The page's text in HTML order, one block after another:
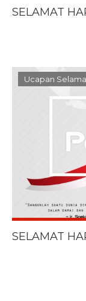
SELAMAT
Ucapan
SELAMAT